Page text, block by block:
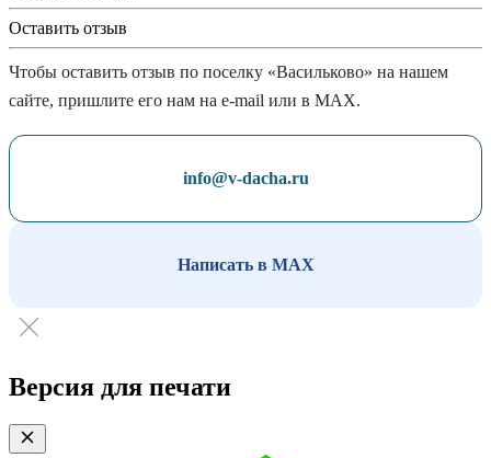
Оставить отзыв
Чтобы оставить отзыв по поселку «Васильково» на нашем
сайте, пришлите его нам на e-mail или в MAX.
info@v-dacha.ru
Написать в MAX
Версия для печати